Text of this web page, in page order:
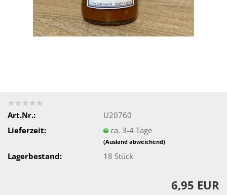
Art.Nr.:
U20760
Lieferzeit:
ca. 3-4 Tage
(Ausland abweichend)
Lagerbestand: 18 Stück
6,95 EUR